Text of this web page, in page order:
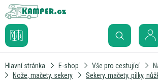
Hlavní stránka E-shop Vše pro cestující
Nože, mačety, sekery
Sekery, mačety, pilky,